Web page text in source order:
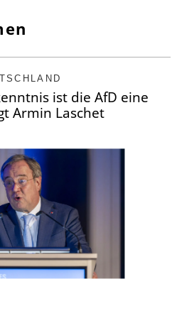
ist die AfD eine
Armin Laschet